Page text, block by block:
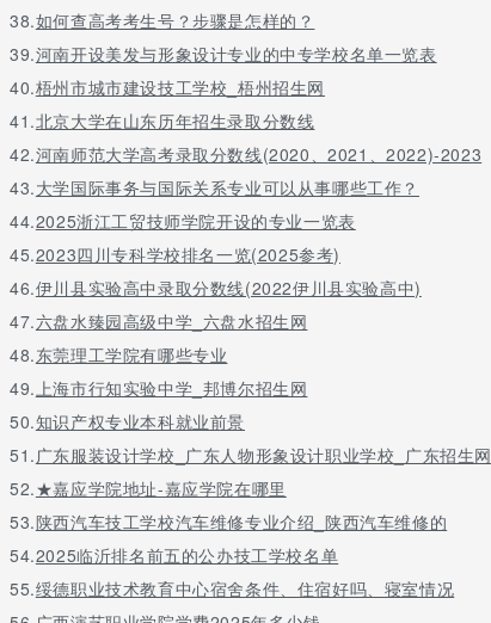
38.如何查高考考生号？步骤是怎样的？
39.河南开设美发与形象设计专业的中专学校名单一览表
40.梧州市城市建设技工学校_梧州招生网
41.北京大学在山东历年招生录取分数线
42.河南师范大学高考录取分数线(2020、2021、2022)-2023
43.大学国际事务与国际关系专业可以从事哪些工作？
44.2025浙江工贸技师学院开设的专业一览表
45.2023四川专科学校排名一览(2025参考)
46.伊川县实验高中录取分数线(2022伊川县实验高中)
47.六盘水臻园高级中学_六盘水招生网
48.东莞理工学院有哪些专业
49. 上海市行知实验中学_邦博尔招生网
50.知识产权专业本科就业前景
51. 广东服装设计学校_广东人物形象设计职业学校_广东招生网
52.★嘉应学院地址-嘉应学院在哪里
53.陕西汽车技工学校汽车维修专业介绍_陕西汽车维修的
54.2025临沂排名前五的公办技工学校名单
55.绥德职业技术教育中心宿舍条件、住宿好吗、寝室情况